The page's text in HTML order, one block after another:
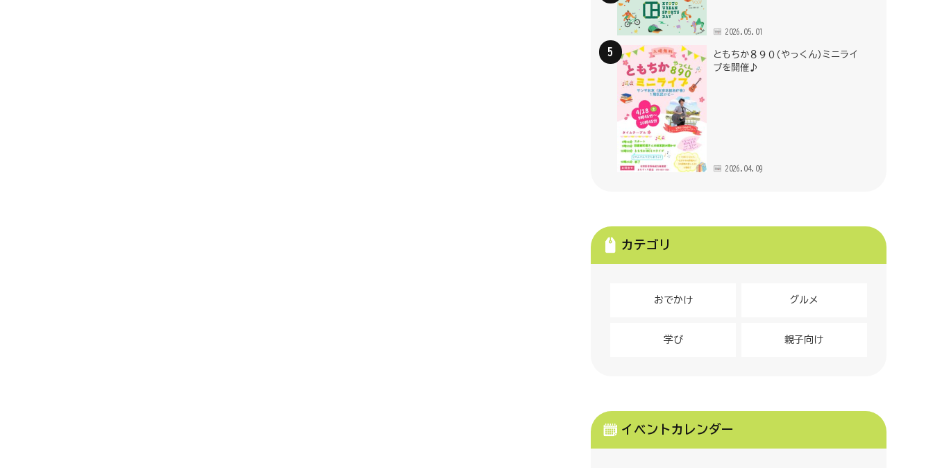
2026.05.01
ともちか８９０(やっくん)ミニライ
ブを開催♪
2026.04.09
カテゴリ
おでかけ グルメ
学び 親子向け
イベントカレンダー